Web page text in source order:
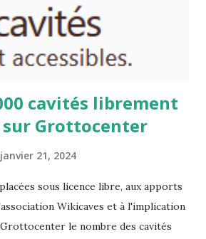
cavités librement
sur Grottocenter
janvier 21, 2024
sous licence libre, aux apports
Wikicaves et à l'implication
le nombre des cavités